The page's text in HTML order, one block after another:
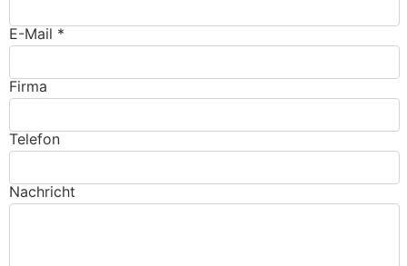
E-Mail *
Firma
Telefon
Nachricht